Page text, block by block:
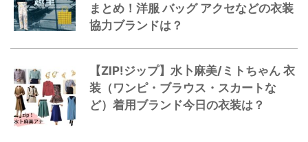
まとめ！洋服 バッグ アクセなどの衣装
協力ブランドは？
【ZIP!ジップ】水卜麻美/ミトちゃん 衣
装（ワンピ・ブラウス・スカートな
ど）着用ブランド今日の衣装は？